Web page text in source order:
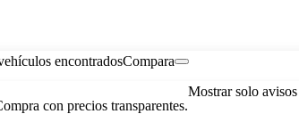
encontradosCompara
con precios transparentes.
Mostrar solo